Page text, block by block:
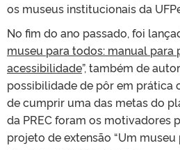
os museus institucionais da
No fim do ano passado, foi
museu para todos: manual para
acessibilidade”, também de
possibilidade de pôr em prática
de cumprir uma das metas do
da PREC foram os motivadores
projeto de extensão “Um